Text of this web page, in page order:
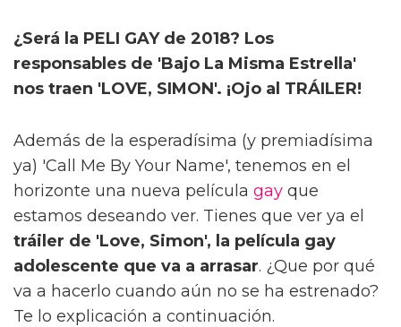
¿Será la PELI GAY de 2018? Los
responsables de 'Bajo La Misma Estrella'
nos traen 'LOVE, SIMON'. ¡Ojo al TRÁILER!
Además de la esperadísima (y premiadísima
ya) 'Call Me By Your Name', tenemos en el
horizonte una nueva película gay que
estamos deseando ver. Tienes que ver ya el
tráiler de 'Love, Simon', la película gay
adolescente que va a arrasar. ¿Que por qué
va a hacerlo cuando aún no se ha estrenado?
Te lo explicación a continuación.